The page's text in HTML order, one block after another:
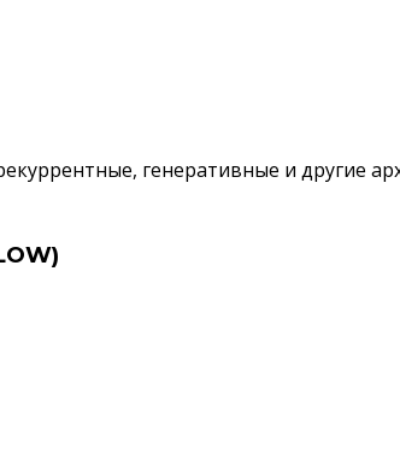
генеративные и другие